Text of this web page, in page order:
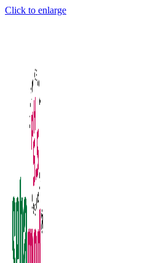
Click to enlarge